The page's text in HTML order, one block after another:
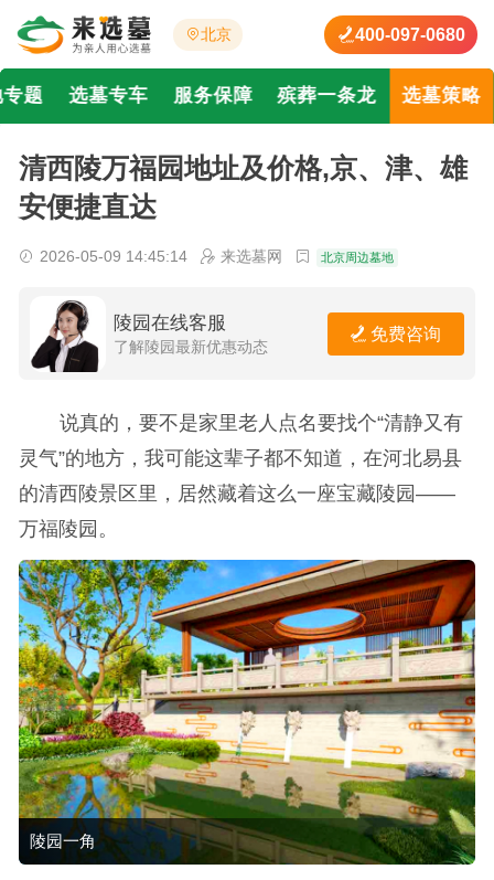
北京 400-097-0680
题 选墓专车 服务保障 殡葬一条龙 选墓策略
清西陵万福园地址及价格,京、津、雄
安便捷直达
2026-05-09 14:45:14 来选墓网 北京周边墓地
陵园在线客服
了解陵园最新优惠动态
免费咨询
说真的，要不是家里老人点名要找个“清静又有
灵气”的地方，我可能这辈子都不知道，在河北易县
的清西陵景区里，居然藏着这么一座宝藏陵园——
万福陵园。
陵园一角